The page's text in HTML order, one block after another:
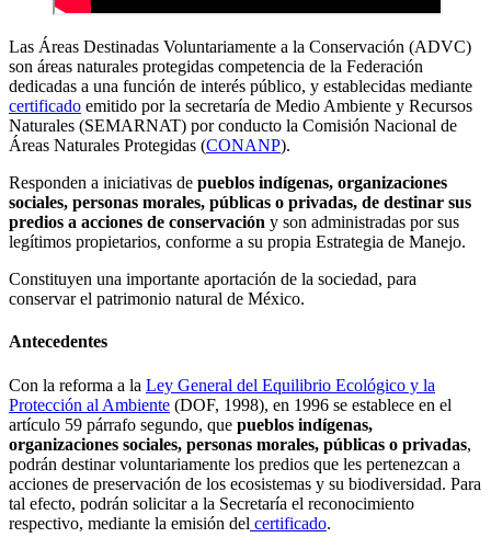
Las Áreas Destinadas Voluntariamente a la Conservación (ADVC)
son áreas naturales protegidas competencia de la Federación
dedicadas a una función de interés público, y establecidas mediante
certificado emitido por la secretaría de Medio Ambiente y Recursos
Naturales (SEMARNAT) por conducto la Comisión Nacional de
Áreas Naturales Protegidas (CONANP).
Responden a iniciativas de pueblos indígenas, organizaciones
sociales, personas morales, públicas o privadas, de destinar sus
predios a acciones de conservación y son administradas por sus
legítimos propietarios, conforme a su propia Estrategia de Manejo.
Constituyen una importante aportación de la sociedad, para
conservar el patrimonio natural de México.
Antecedentes
Con la reforma a la Ley General del Equilibrio Ecológico y la
Protección al Ambiente (DOF, 1998), en 1996 se establece en el
artículo 59 párrafo segundo, que pueblos indígenas,
organizaciones sociales, personas morales, públicas o privadas,
podrán destinar voluntariamente los predios que les pertenezcan a
acciones de preservación de los ecosistemas y su biodiversidad. Para
tal efecto, podrán solicitar a la Secretaría el reconocimiento
respectivo, mediante la emisión del certificado.